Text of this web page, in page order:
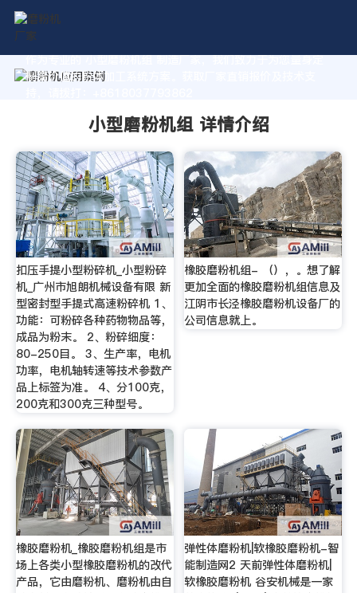
作为专业的 小型磨粉机组 制造厂家，我们致力于为您量身定
制高价值的粉体加工系统方案。获取厂家直销报价及技术支
小型磨粉机组 详情介绍
扣压手提小型粉碎机_小型粉碎
机_广州市旭朗机械设备有限 新
型密封型手提式高速粉碎机 1、
功能：可粉碎各种药物物品等，
成品为粉末。 2、粉碎细度：
80-250目。 3、生产率，电机
功率，电机轴转速等技术参数产
品上标签为准。 4、分100克，
200克和300克三种型号。
橡胶磨粉机组- （），。想了解
更加全面的橡胶磨粉机组信息及
江阴市长泾橡胶磨粉机设备厂的
公司信息就上。
橡胶磨粉机_橡胶磨粉机组是市
场上各类小型橡胶磨粉机的改代
产品，它由磨粉机、磨粉机由自
弹性体磨粉机|软橡胶磨粉机-智
能制造网2 天前弹性体磨粉机|
软橡胶磨粉机 谷安机械是一家